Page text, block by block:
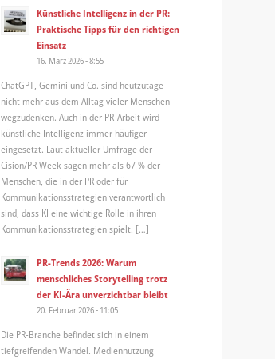
Künstliche Intelligenz in der PR:
Praktische Tipps für den richtigen
Einsatz
16. März 2026 - 8:55
ChatGPT, Gemini und Co. sind heutzutage
nicht mehr aus dem Alltag vieler Menschen
wegzudenken. Auch in der PR-Arbeit wird
künstliche Intelligenz immer häufiger
eingesetzt. Laut aktueller Umfrage der
Cision/PR Week sagen mehr als 67 % der
Menschen, die in der PR oder für
Kommunikationsstrategien verantwortlich
sind, dass KI eine wichtige Rolle in ihren
Kommunikationsstrategien spielt. […]
PR-Trends 2026: Warum
menschliches Storytelling trotz
der KI-Ära unverzichtbar bleibt
20. Februar 2026 - 11:05
Die PR-Branche befindet sich in einem
tiefgreifenden Wandel. Mediennutzung